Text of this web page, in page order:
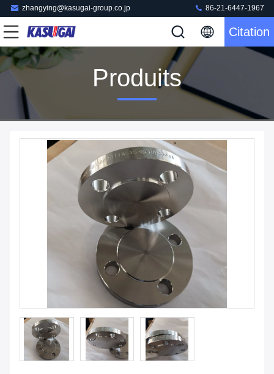
zhangying@kasugai-group.co.jp 86-21-6447-1967
Citation
Produits